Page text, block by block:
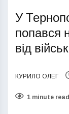
У
попався
від
КУРИЛО ОЛЕГ
1 minute read